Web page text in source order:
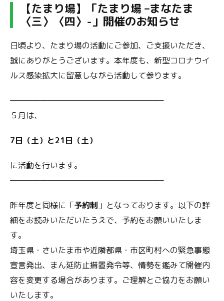
【たまり場】「たまり場 –まなたま
〈三〉〈四〉 -」開催のお知らせ
日頃より、たまり場の活動にご参加、ご支援いただき、
誠にありがとうございます。本年度も、新型コロナウイ
ルス感染拡大に留意しながら活動して参ります。
————————————————————–
５月は、
7日（土）と21日（土）
に活動を行います。
————————————————————–
昨年度と同様に「予約制 」となっております。以下の詳
細をお読みいただいたうえで、予約をお願いいたしま
す。
埼玉県・さいたま市や近隣都県・市区町村への緊急事態
宣言発出、まん延防止措置発令等、情勢を鑑みて開催内
容を変更する場合があります。ご理解とご協力をお願い
いたします。